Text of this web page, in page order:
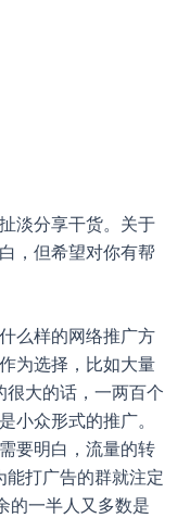
淡分享干货。关于
，但希望对你有帮
么样的网络推广方
为选择，比如大量
大的话，一两百个
小众形式的推广。
要明白，流量的转
打广告的群就注定
的一半人又多数是